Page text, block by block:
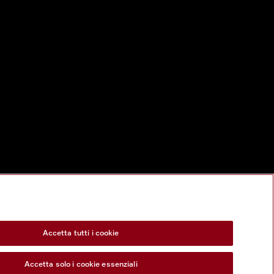
Accetta tutti i cookie
Accetta solo i cookie essenziali